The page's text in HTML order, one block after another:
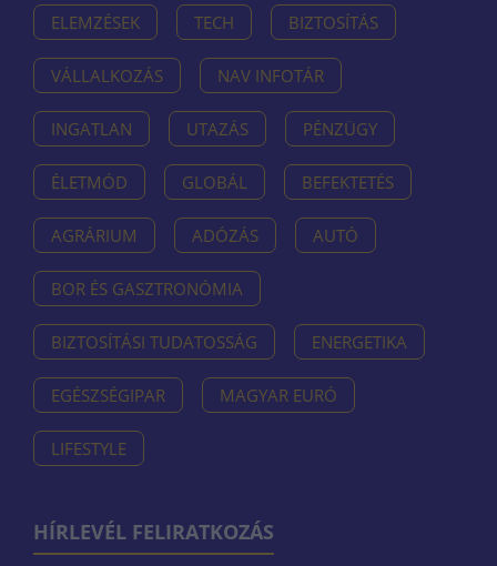
ELEMZÉSEK TECH BIZTOSÍTÁS
VÁLLALKOZÁS NAV INFOTÁR
INGATLAN UTAZÁS PÉNZÜGY
ÉLETMÓD GLOBÁL BEFEKTETÉS
AGRÁRIUM ADÓZÁS AUTÓ
BOR ÉS GASZTRONÓMIA
BIZTOSÍTÁSI TUDATOSSÁG ENERGETIKA
EGÉSZSÉGIPAR MAGYAR EURÓ
LIFESTYLE
HÍRLEVÉL FELIRATKOZÁS